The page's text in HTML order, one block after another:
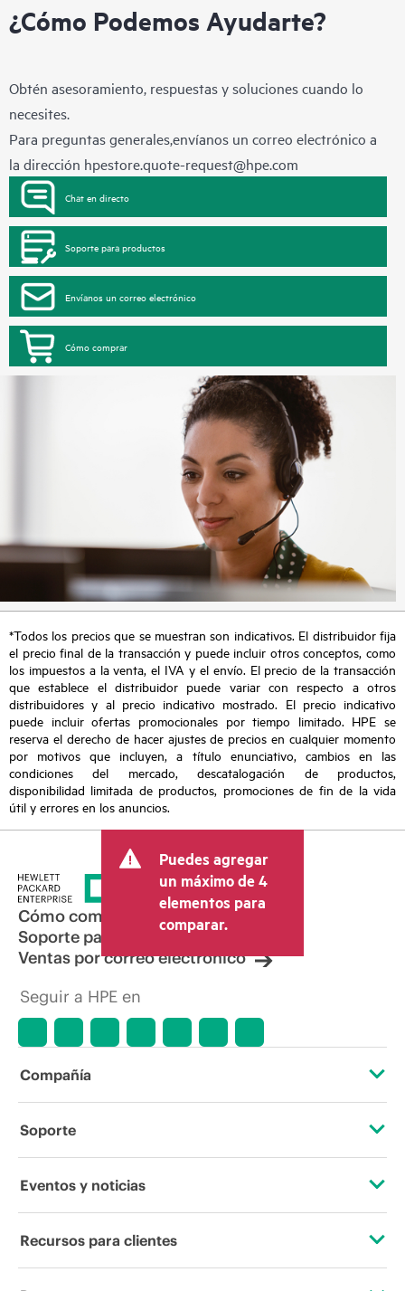
¿Cómo Podemos Ayudarte?
Obtén asesoramiento, respuestas y soluciones cuando lo
necesites.
Para preguntas generales,envíanos un correo electrónico a
la dirección hpestore.quote-request@hpe.com
Chat en directo
Soporte para productos
Envíanos un correo electrónico
Cómo comprar
*Todos los precios que se muestran son indicativos. El distribuidor fija
el precio final de la transacción y puede incluir otros conceptos, como
los impuestos a la venta, el IVA y el envío. El precio de la transacción
que establece el distribuidor puede variar con respecto a otros
distribuidores y al precio indicativo mostrado. El precio indicativo
puede incluir ofertas promocionales por tiempo limitado. HPE se
reserva el derecho de hacer ajustes de precios en cualquier momento
por motivos que incluyen, a título enunciativo, cambios en las
condiciones del mercado, descatalogación de productos,
disponibilidad limitada de productos, promociones de fin de la vida
útil y errores en los anuncios.
Puedes agregar
un máximo de 4
elementos para
comparar.
Cómo comprar
Soporte para productos
Ventas por correo electrónico
Seguir a HPE en
Compañía
Acerca de HPE
Responsabilidad corporativa
Soporte
Servicios de soporte operativo
Eventos y noticias
Eventos
Recursos para clientes
Contacta con nosotros